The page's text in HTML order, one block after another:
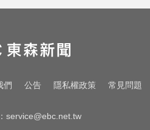
南
漢」張海漢辭世享
噩耗
！國巨收540元 分
們 公告 隱私權政策 常見問題
service@ebc.net.tw